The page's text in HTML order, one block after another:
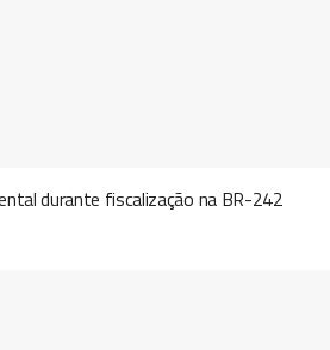
durante fiscalização na BR-242